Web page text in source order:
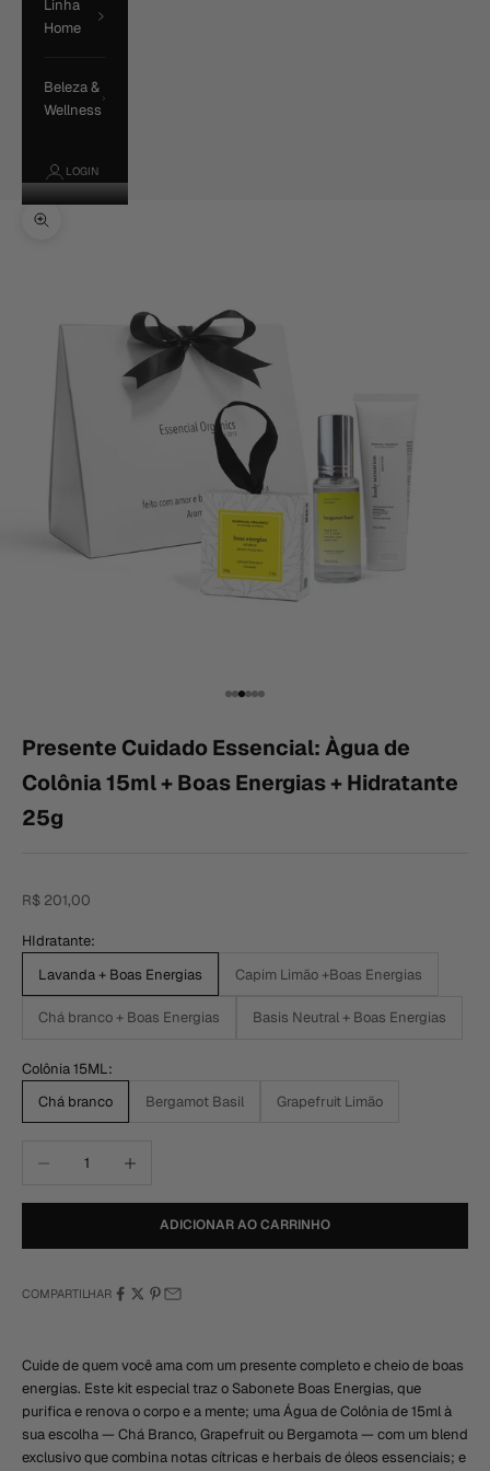
Linha
Home
Beleza &
Wellness
LOGIN
Zoom na imagem
Ir para item 1
Ir para item 2
Ir para item 3
Ir para item 4
Ir para item 5
Ir para item 6
Presente Cuidado Essencial: Àgua de
Colônia 15ml + Boas Energias + Hidratante
25g
Preço promocional
R$ 201,00
HIdratante:
Lavanda + Boas Energias
Capim Limão +Boas Energias
Chá branco + Boas Energias Basis Neutral + Boas Energias
Colônia 15ML:
Chá branco
Bergamot Basil Grapefruit Limão
ADICIONAR AO CARRINHO
COMPARTILHAR
Cuide de quem você ama com um presente completo e cheio de boas
energias. Este kit especial traz o Sabonete Boas Energias, que
purifica e renova o corpo e a mente; uma Água de Colônia de 15ml à
sua escolha — Chá Branco, Grapefruit ou Bergamota — com um blend
exclusivo que combina notas cítricas e herbais de óleos essenciais; e